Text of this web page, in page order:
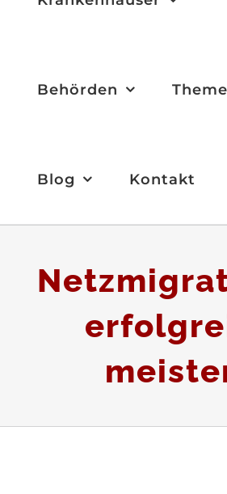
Behörden
Blog Kontakt